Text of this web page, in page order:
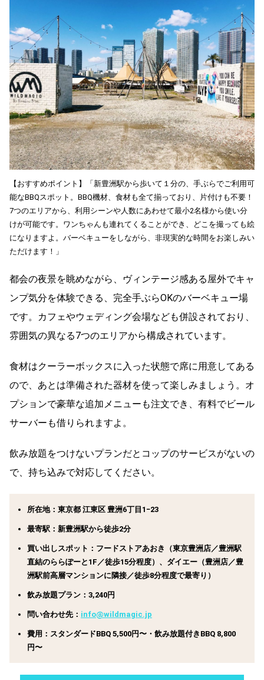
【おすすめポイント】「新豊洲駅から歩いて１分の、手ぶらでご利用可
能なBBQスポット。BBQ機材、食材も全て揃っており、片付けも不要！
7つのエリアから、利用シーンや人数にあわせて最小2名様から使い分
けが可能です。ワンちゃんも連れてくることができ、どこを撮っても絵
になりますよ。バーベキューをしながら、非現実的な時間をお楽しみい
ただけます！」
都会の夜景を眺めながら、ヴィンテージ感ある屋外でキャ
ンプ気分を体験できる、完全手ぶらOKのバーベキュー場
です。カフェやウェディング会場なども併設されており、
雰囲気の異なる7つのエリアから構成されています。
食材はクーラーボックスに入った状態で席に用意してある
ので、あとは準備された器材を使って楽しみましょう。オ
プションで豪華な追加メニューも注文でき、有料でビール
サーバーも借りられますよ。
飲み放題をつけないプランだとコップのサービスがないの
で、持ち込みで対応してください。
所在地：東京都 江東区 豊洲6丁目1−23
最寄駅：新豊洲駅から徒歩2分
買い出しスポット：フードストアあおき（東京豊洲店／豊洲駅
直結のららぽーと1F／徒歩15分程度）、ダイエー（豊洲店／豊
洲駅前高層マンションに隣接／徒歩8分程度で最寄り）
飲み放題プラン：3,240円
問い合わせ先： info@wildmagic.jp
費用：スタンダードBBQ 5,500円〜・飲み放題付きBBQ 8,800
円〜